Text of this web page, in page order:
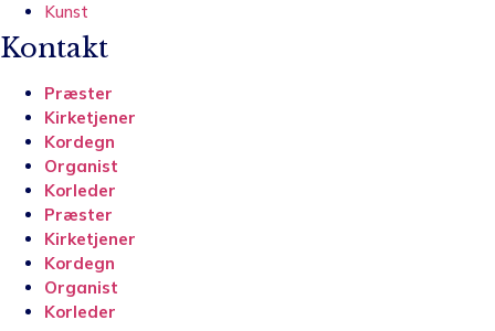
Kunst
Kontakt
Præster
Kirketjener
Kordegn
Organist
Korleder
Præster
Kirketjener
Kordegn
Organist
Korleder